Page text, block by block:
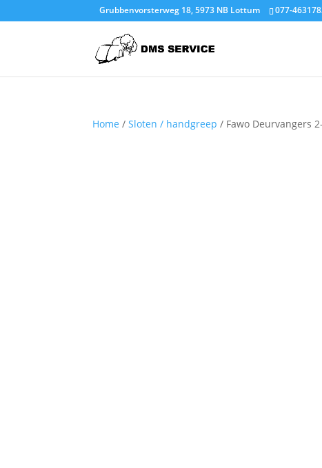
Grubbenvorsterweg 18, 5973 NB Lottum 077-
Home /Sloten / handgreep / Fawo Deurvangers